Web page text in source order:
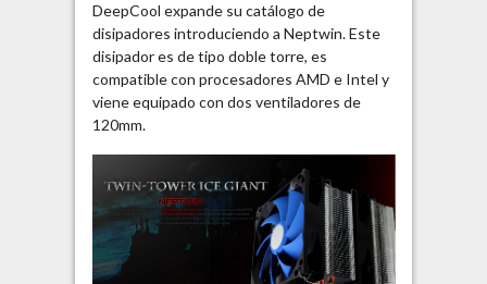
DeepCool expande su catálogo de
disipadores introduciendo a Neptwin. Este
disipador es de tipo doble torre, es
compatible con procesadores AMD e Intel y
viene equipado con dos ventiladores de
120mm.